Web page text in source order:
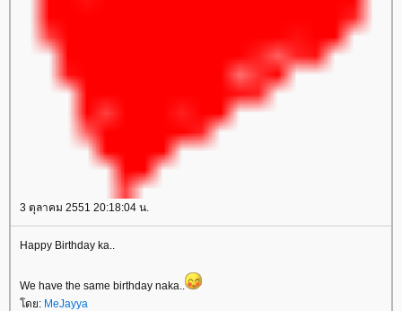
3 ตุลาคม 2551 20:18:04 น.
Happy Birthday ka..
We have the same birthday naka..
ดย: MeJayya